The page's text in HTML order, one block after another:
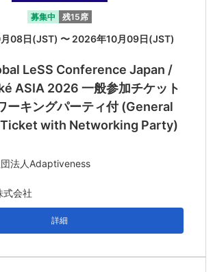
募集中 残15席
08日(JST) 〜 2026年10月09日(JST)
LeSS Conference Japan /
ASIA 2026 一般参加チケット
ーキングパーティ付 (General
with Networking Party)
法人Adaptiveness
式会社
詳細